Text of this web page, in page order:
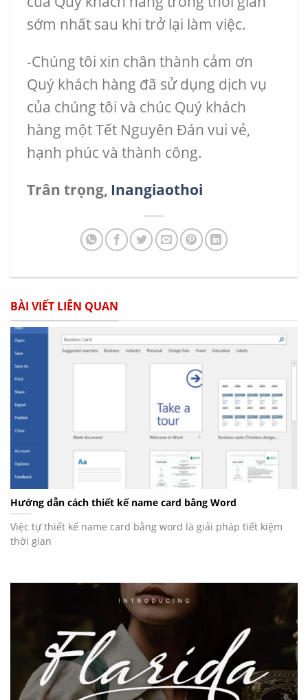
sớm nhất sau khi trở lại làm việc.
-Chúng tôi xin chân thành cảm ơn
Quý khách hàng đã sử dụng dịch vụ
của chúng tôi và chúc Quý khách
hàng một Tết Nguyên Đán vui vẻ,
hạnh phúc và thành công.
Trân trọng, Inangiaothoi
BÀI VIẾT LIÊN QUAN
Hướng dẫn cách thiết kế name card bằng Word
Việc tự thiết kế name card bằng word là giải pháp tiết kiệm
thời gian